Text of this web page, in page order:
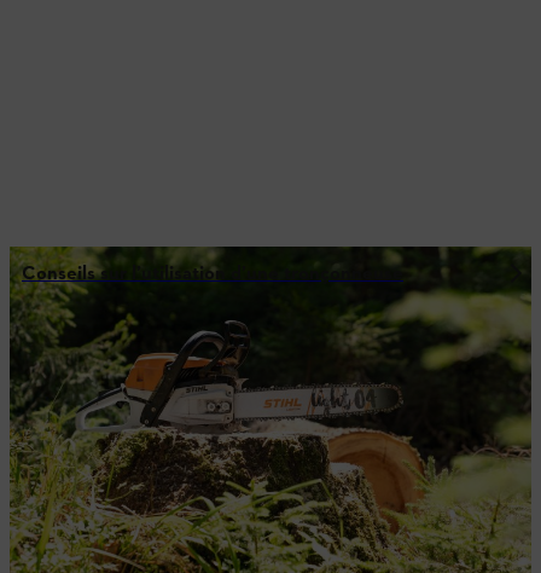
Conseils sur l’utilisation d’une tronçonneuse